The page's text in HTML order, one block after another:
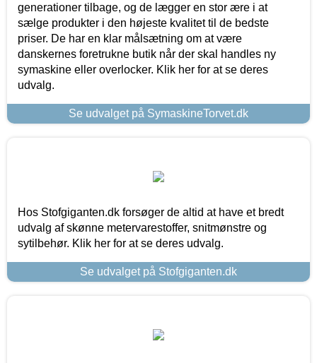
generationer tilbage, og de lægger en stor ære i at
sælge produkter i den højeste kvalitet til de bedste
priser. De har en klar målsætning om at være
danskernes foretrukne butik når der skal handles ny
symaskine eller overlocker. Klik her for at se deres
udvalg.
Se udvalget på SymaskineTorvet.dk
Hos Stofgiganten.dk forsøger de altid at have et bredt
udvalg af skønne metervarestoffer, snitmønstre og
sytilbehør. Klik her for at se deres udvalg.
Se udvalget på Stofgiganten.dk